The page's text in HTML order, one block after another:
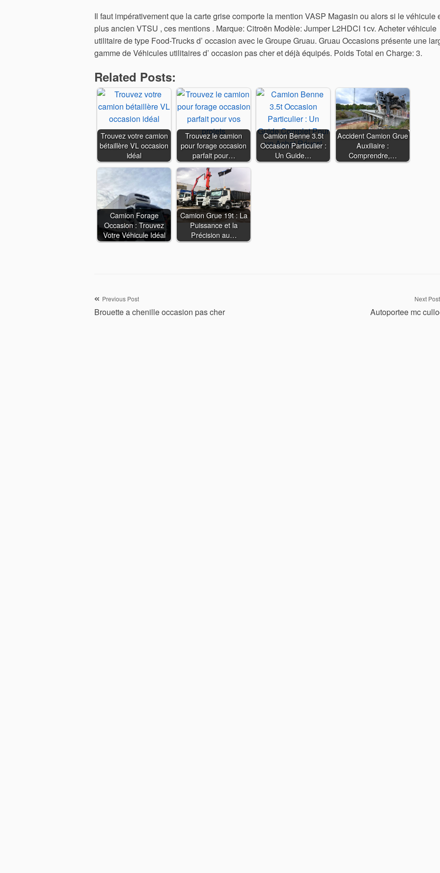
Il faut impérativement que la carte grise comporte la mention VASP Magasin ou alors si le véhicule
plus ancien VTSU , ces mentions . Marque: Citroën Modèle: Jumper L2HDCI 1cv. Acheter véhicule
utilitaire de type Food-Trucks d’ occasion avec le Groupe Gruau. Gruau Occasions présente une
gamme de Véhicules utilitaires d’ occasion pas cher et déjà équipés. Poids Total en Charge: 3.
Related Posts:
Trouvez votre camion
bétaillère VL occasion
idéal
Trouvez le camion
pour forage occasion
parfait pour…
Camion Benne 3.5t
Occasion Particulier :
Un Guide…
Accident Camion Grue
Auxiliaire :
Comprendre,…
Camion Forage
Occasion : Trouvez
Votre Véhicule Idéal
Camion Grue 19t : La
Puissance et la
Précision au…
Navigation
Previous Post
Brouette a chenille occasion pas cher
Next Post
Autoportee mc